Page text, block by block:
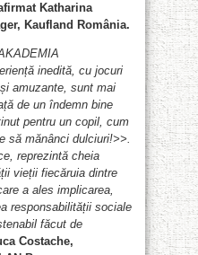
Katharina
Kaufland România.
inedită, cu jocuri
amuzante, sunt mai
de un îndemn bine
pentru un copil, cum
să mănânci dulciuri!>>.
reprezintă cheia
vieții fiecăruia dintre
a ales implicarea,
responsabilității sociale
făcut de
Costache,